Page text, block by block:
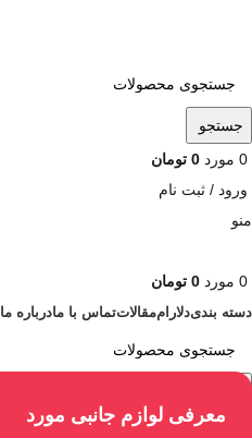
جستجو
0 مورد 0 تومان
ورود / ثبت نام
منو
0 مورد 0 تومان
دسته بندیدلاراممقالاتتماس با مادرباره ما
معرفی لوازم جانبی مورد